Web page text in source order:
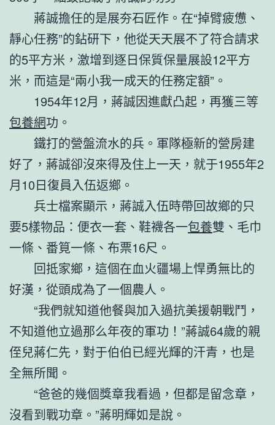
蔣誠擔任的是展夯石匠作。在“掉臂疲憊、
靜心任務”的鉆研下，他從天天展不了符合請求
的5平方米，激增到逐日保質保量展設12平方
米，而這是“兩小我一成天的任務定額”。
1954年12月，蔣誠因進獻凸起，再獲三等
包養網功。
鐵打的營盤流水的兵。軍隊極新的營房建
好了，蔣誠卻沒來得及住上一天，就于1955年2
月10日復員入伍返鄉。
兵士檔案顯示，蔣誠入伍時帶回故鄉的只
要5樣物品：便衣一套、鞋襪各一包養雙、毛巾
一條、番筧一條、布票16尺。
回抵家鄉，這個在血火疆場上悍勇無比的
好漢，從頭成為了一個農人。
“我們就知道他餐與加入過抗美援朝戰鬥，
不知道他立過那么年夜的軍功！”蔣誠64歲的親
侄兒蔣仁先，對于伯伯已經光輝的汗青，也是
全無所聞。
“爸爸的幾個獎章我看過，但都是留念章，
沒看到戰功章。”蔣明輝如是說。